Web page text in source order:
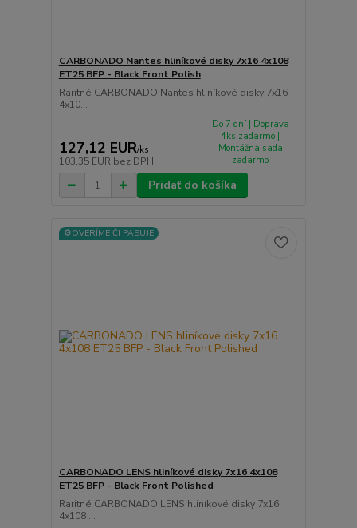
CARBONADO Nantes hliníkové disky 7x16 4x108
ET25 BFP - Black Front Polish
Raritné CARBONADO Nantes hliníkové disky 7x16
4x10...
127,12 EUR/ks
103,35 EUR bez DPH
Do 7 dní | Doprava
4ks zadarmo |
Montážna sada
zadarmo
Pridať do košíka
⚙️OVERÍME ČI PASUJE
CARBONADO LENS hliníkové disky 7x16 4x108
ET25 BFP - Black Front Polished
Raritné CARBONADO LENS hliníkové disky 7x16
4x108 ...